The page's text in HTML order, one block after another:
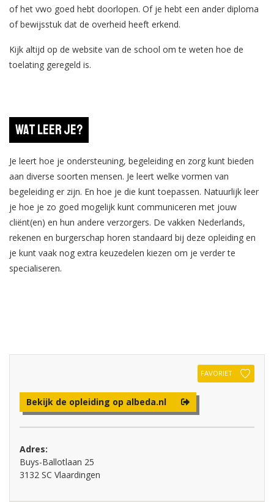
of het vwo goed hebt doorlopen. Of je hebt een ander diploma
of bewijsstuk dat de overheid heeft erkend.
Kijk altijd op de website van de school om te weten hoe de
toelating geregeld is.
Wat leer je?
Je leert hoe je ondersteuning, begeleiding en zorg kunt bieden
aan diverse soorten mensen. Je leert welke vormen van
begeleiding er zijn. En hoe je die kunt toepassen. Natuurlijk leer
je hoe je zo goed mogelijk kunt communiceren met jouw
cliënt(en) en hun andere verzorgers. De vakken Nederlands,
rekenen en burgerschap horen standaard bij deze opleiding en
je kunt vaak nog extra keuzedelen kiezen om je verder te
specialiseren.
FAVORIET
Bekijk de opleiding op albeda.nl
Adres:
Buys-Ballotlaan 25
3132 SC Vlaardingen